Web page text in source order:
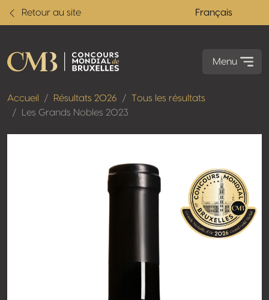
Retour au site Français
Menu
Accueil Résultats 2026
Tous les résultats
Les Grands Nobles 2023